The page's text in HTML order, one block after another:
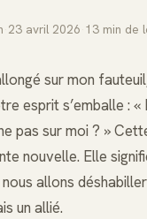
23 avril 2026 13 min de
sur mon
esprit s’emballe :
pas sur moi ? »
nouvelle. Elle
nous allons
un allié.